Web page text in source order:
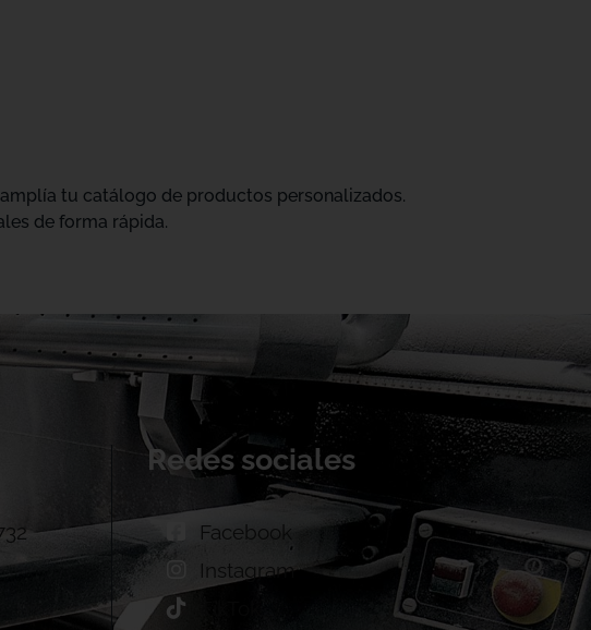
tu catálogo de productos personalizados.
de forma rápida.
Redes sociales
Facebook
Instagram